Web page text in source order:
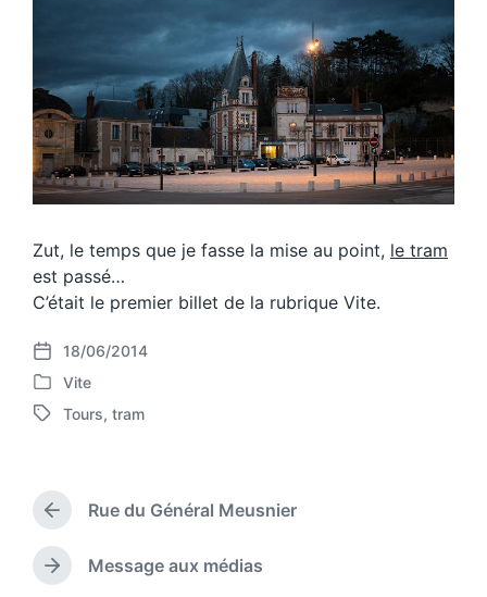
Zut, le temps que je fasse la mise au point, le tram
est passé…
C’était le premier billet de la rubrique Vite.
P
o
s
t
e
18/06/2014
P
o
d
n
Vite
T
g
e
w
Tours, tram
P
r
e
v
Rue du Général Meusnier
N
Message aux médias